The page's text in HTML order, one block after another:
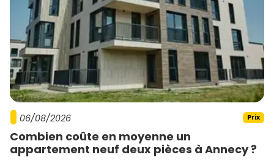
06/08/2026 Prix
Combien coûte en moyenne un
appartement neuf deux pièces à Annecy ?